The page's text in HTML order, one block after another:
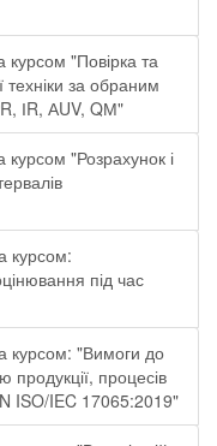
курсом "Повірка та
техніки за обраним
ІR, АUV, QМ"
"Розрахунок і
курсом:
під час
курсом: "Вимоги до
продукції, процесів
ISO/IEC 17065:2019"